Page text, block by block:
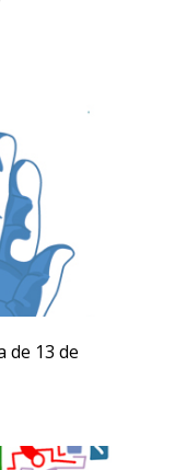
de 13 de